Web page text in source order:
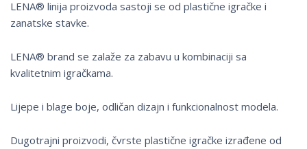
LENA® linija proizvoda sastoji se od plastične igračke i
zanatske stavke.
LENA® brand se zalaže za zabavu u kombinaciji sa
kvalitetnim igračkama.
Lijepe i blage boje, odličan dizajn i funkcionalnost modela.
Dugotrajni proizvodi, čvrste plastične igračke izrađene od